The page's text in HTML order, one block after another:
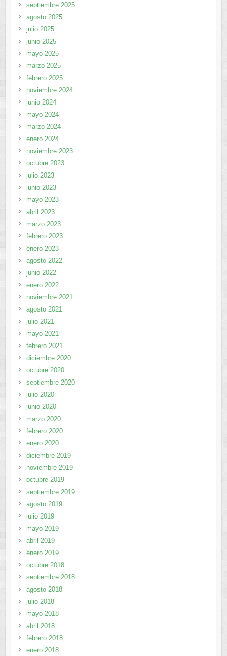
septiembre 2025
agosto 2025
julio 2025
junio 2025
mayo 2025
marzo 2025
febrero 2025
noviembre 2024
junio 2024
mayo 2024
marzo 2024
enero 2024
noviembre 2023
octubre 2023
julio 2023
junio 2023
mayo 2023
abril 2023
marzo 2023
febrero 2023
enero 2023
agosto 2022
junio 2022
enero 2022
noviembre 2021
agosto 2021
julio 2021
mayo 2021
febrero 2021
diciembre 2020
octubre 2020
septiembre 2020
julio 2020
junio 2020
marzo 2020
febrero 2020
enero 2020
diciembre 2019
noviembre 2019
octubre 2019
septiembre 2019
agosto 2019
julio 2019
mayo 2019
abril 2019
enero 2019
octubre 2018
septiembre 2018
agosto 2018
julio 2018
mayo 2018
abril 2018
febrero 2018
enero 2018